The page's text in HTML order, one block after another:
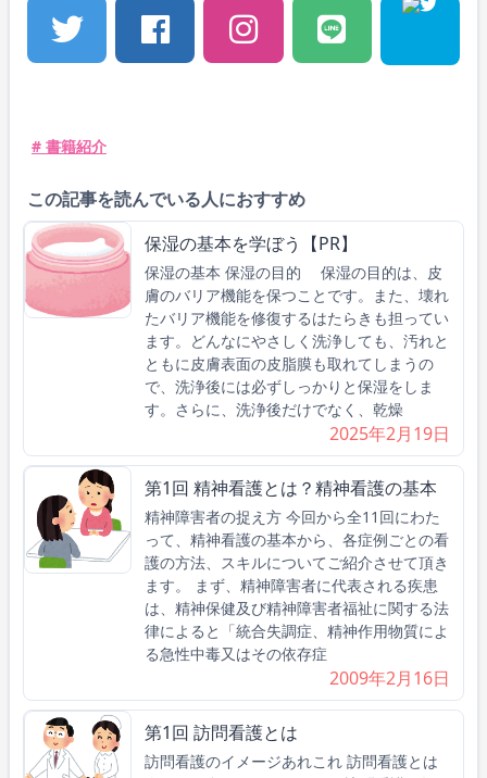
# 書籍紹介
この記事を読んでいる人におすすめ
保湿の基本を学ぼう【PR】
保湿の基本 保湿の目的 保湿の目的は、皮
膚のバリア機能を保つことです。また、壊れ
たバリア機能を修復するはたらきも担ってい
ます。どんなにやさしく洗浄しても、汚れと
ともに皮膚表面の皮脂膜も取れてしまうの
で、洗浄後には必ずしっかりと保湿をしま
す。さらに、洗浄後だけでなく、乾燥
2025年2月19日
第1回 精神看護とは？精神看護の基本
精神障害者の捉え方 今回から全11回にわた
って、精神看護の基本から、各症例ごとの看
護の方法、スキルについてご紹介させて頂き
ます。 まず、精神障害者に代表される疾患
は、精神保健及び精神障害者福祉に関する法
律によると「統合失調症、精神作用物質によ
る急性中毒又はその依存症
2009年2月16日
第1回 訪問看護とは
訪問看護のイメージあれこれ 訪問看護とは